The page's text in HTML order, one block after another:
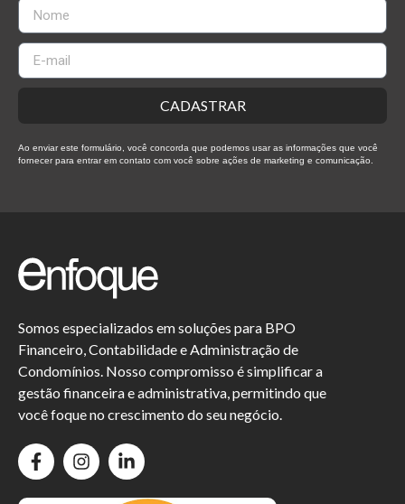
CADASTRAR
Ao enviar este formulário, você concorda que podemos usar as informações que você
fornecer para entrar em contato com você sobre ações de marketing e comunicação.
Somos especializados em soluções para BPO
Financeiro, Contabilidade e Administração de
Condomínios. Nosso compromisso é simplificar a
gestão financeira e administrativa, permitindo que
você foque no crescimento do seu negócio.